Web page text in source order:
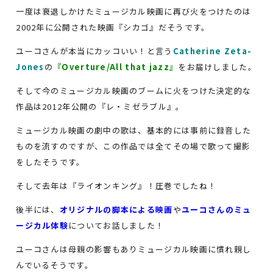
一度は衰退しかけたミュージカル映画に再び火をつけたのは
2002年に公開された映画『シカゴ』だそうです。
ユーコさんが本当にカッコいい！と言う Catherine Zeta-
Jones の 『Overture/All that jazz』 をお届けしました。
そして今のミュージカル映画のブームに火をつけた決定的な
作品は2012年公開の『レ・ミゼラブル』。
ミュージカル映画の劇中の歌は、基本的には事前に録音した
ものを流すのですが、この作品では全てその場で歌って撮影
をしたそうです。
そして去年は『ライオンキング』！圧巻でしたね！
後半には、 オリジナルの脚本による映画やユーコさんのミュ
ージカル体験についてお話しました！
ユーコさんは母親の影響もありミュージカル映画に慣れ親し
んでいるそうです。